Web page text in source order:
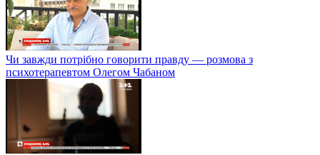
Чи завжди потрібно говорити правду — розмова з
психотерапевтом Олегом Чабаном